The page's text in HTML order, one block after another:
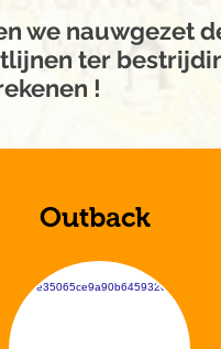
we nauwgezet
ter
!
Outback